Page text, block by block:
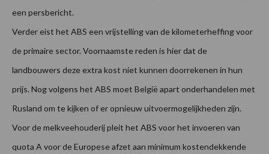
een persbericht.
Verder eist het ABS een vrijstelling van de kilometerheffing voor
de primaire sector. Voornaamste reden is hier dat de
landbouwers deze extra kost níet kunnen doorrekenen in hun
prijs. Nog volgens het ABS moet België apart onderhandelen met
Rusland om te kijken of er opnieuw uitvoermogelijkheden zijn.
Voor de melkveehouderij pleit het ABS voor het invoeren van
quota A voor de Europese afzet aan minimum kostendekkende